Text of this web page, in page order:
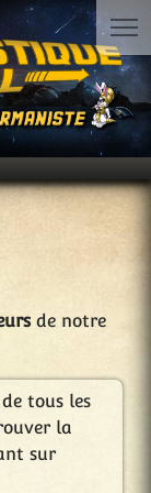
de notre
tous les
la
sur